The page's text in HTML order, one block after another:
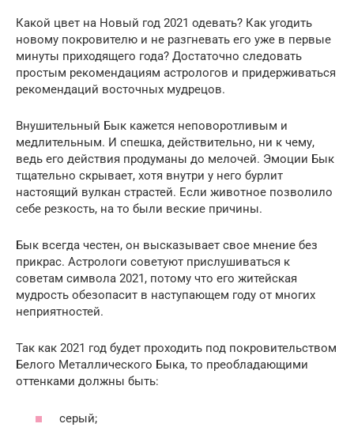
Какой цвет на Новый год 2021 одевать? Как угодить
новому покровителю и не разгневать его уже в первые
минуты приходящего года? Достаточно следовать
простым рекомендациям астрологов и придерживаться
рекомендаций восточных мудрецов.
Внушительный Бык кажется неповоротливым и
медлительным. И спешка, действительно, ни к чему,
ведь его действия продуманы до мелочей. Эмоции Бык
тщательно скрывает, хотя внутри у него бурлит
настоящий вулкан страстей. Если животное позволило
себе резкость, на то были веские причины.
Бык всегда честен, он высказывает свое мнение без
прикрас. Астрологи советуют прислушиваться к
советам символа 2021, потому что его житейская
мудрость обезопасит в наступающем году от многих
неприятностей.
Так как 2021 год будет проходить под покровительством
Белого Металлического Быка, то преобладающими
оттенками должны быть:
серый;